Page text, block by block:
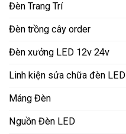
Đèn Trang Trí
Đèn trồng cây order
Đèn xưởng LED 12v 24v
Linh kiện sửa chữa đèn LED
Máng Đèn
Nguồn Đèn LED